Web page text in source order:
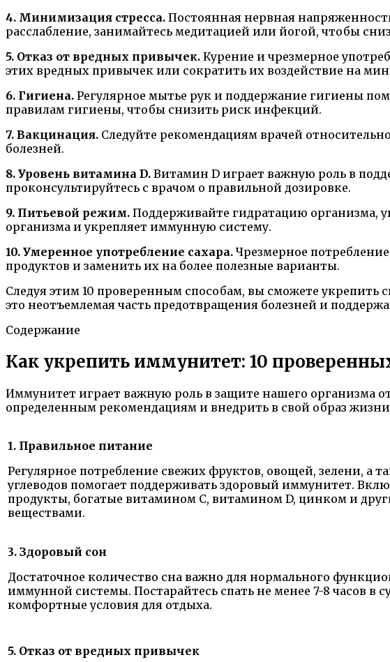
4. Минимизация стресса. Постоянная нервная
расслабление, занимайтесь медитацией или йогой, чтобы
5. Отказ от вредных привычек. Курение и чрезмерное
этих вредных привычек или сократить их воздействие на
6. Гигиена. Регулярное мытье рук и поддержание гигиены
правилам гигиены, чтобы снизить риск инфекций.
7. Вакцинация. Следуйте рекомендациям врачей
болезней.
8. Уровень витамина D. Витамин D играет важную роль в
проконсультируйтесь с врачом о правильной дозировке.
9. Питьевой режим. Поддерживайте гидратацию организма,
организма и укрепляет иммунную систему.
10. Умеренное употребление сахара. Чрезмерное
продуктов и заменить их на более полезные варианты.
Следуя этим 10 проверенным способам, вы сможете укрепить
это неотъемлемая часть предотвращения болезней и
Содержание
Как укрепить иммунитет: 10
Иммунитет играет важную роль в защите нашего организма
определенным рекомендациям и внедрить в свой образ
1. Правильное питание
Регулярное потребление свежих фруктов, овощей, зелени, а
углеводов помогает поддерживать здоровый иммунитет.
продукты, богатые витамином С, витамином D, цинком и
веществами.
3. Здоровый сон
Достаточное количество сна важно для нормального
иммунной системы. Постарайтесь спать не менее 7-8 часов в
комфортные условия для отдыха.
5. Отказ от вредных привычек